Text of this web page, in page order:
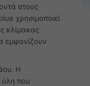
στους
χρησιμοποιεί
κλίμακας
εμφανίζουν
Η
ύλη που